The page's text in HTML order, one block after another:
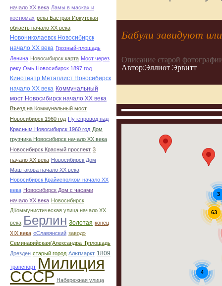
начало ХХ века Ламы в масках и
костюмах река Бастрая Иркутская
область начало ХХ века
Новониколаевск Новосибирск
начало ХХ века Грозный-площадь
Ленина Новосибирск карта Мост через
реку Омь Новосибирск 1897 год
Кинотеатр Металлист Новосибирск
начало ХХ века Коммунальный
мост Новосибирск начало ХХ века
Въезд на Коммунальный мост
Новосибирск 1960 год Путепровод над
Красным Новосибирск 1960 год Дом
грузчика Новосибирск начало ХХ века
Новосибирск Красный проспект 3
начало ХХ века Новосибирск Дом
Маштакова начало ХХ века
Новосибирск Крайисполком начало ХХ
века Новосибирск Дом с часами
начало ХХ века Новосибирск
ДКоммунистическая улица начало ХХ
века Берлин Золотая конец
ХІХ века «Славянский завод»
Семинарийская(Александра II)площадь
Дрезден старый город Альтмаркт 1809
транспорт Милиция
СССР Набережная улица
Бабули завидуют
Описание старой
Автор:Эллиот Эрвитт
63
4
3